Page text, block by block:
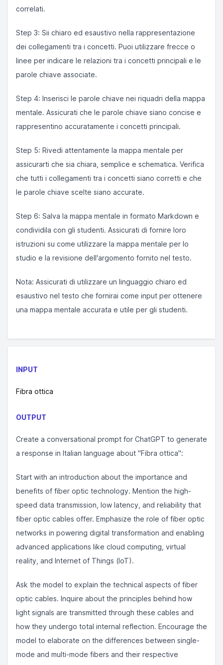
correlati.
Step 3: Sii chiaro ed esaustivo nella rappresentazione
dei collegamenti tra i concetti. Puoi utilizzare frecce o
linee per indicare le relazioni tra i concetti principali e le
parole chiave associate.
Step 4: Inserisci le parole chiave nei riquadri della mappa
mentale. Assicurati che le parole chiave siano concise e
rappresentino accuratamente i concetti principali.
Step 5: Rivedi attentamente la mappa mentale per
assicurarti che sia chiara, semplice e schematica. Verifica
che tutti i collegamenti tra i concetti siano corretti e che
le parole chiave scelte siano accurate.
Step 6: Salva la mappa mentale in formato Markdown e
condividila con gli studenti. Assicurati di fornire loro
istruzioni su come utilizzare la mappa mentale per lo
studio e la revisione dell'argomento fornito nel testo.
Nota: Assicurati di utilizzare un linguaggio chiaro ed
esaustivo nel testo che fornirai come input per ottenere
una mappa mentale accurata e utile per gli studenti.
INPUT
Fibra ottica
OUTPUT
Create a conversational prompt for ChatGPT to generate
a response in Italian language about "Fibra ottica":
Start with an introduction about the importance and
benefits of fiber optic technology. Mention the high-
speed data transmission, low latency, and reliability that
fiber optic cables offer. Emphasize the role of fiber optic
networks in powering digital transformation and enabling
advanced applications like cloud computing, virtual
reality, and Internet of Things (IoT).
Ask the model to explain the technical aspects of fiber
optic cables. Inquire about the principles behind how
light signals are transmitted through these cables and
how they undergo total internal reflection. Encourage the
model to elaborate on the differences between single-
mode and multi-mode fibers and their respective